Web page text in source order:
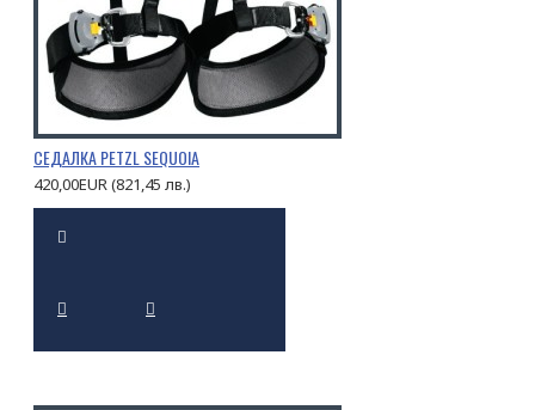
СЕДАЛКА PETZL SEQUOIA
420,00EUR (821,45 лв.)